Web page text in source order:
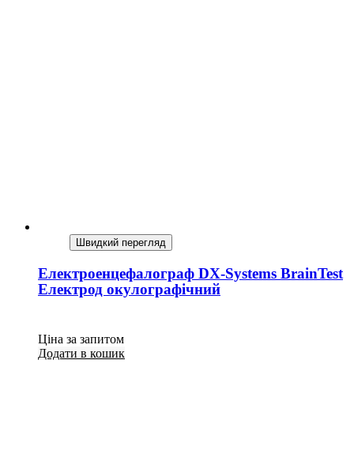
Швидкий перегляд
Електроенцефалограф DX-Systems BrainTest
Електрод окулографічний
Ціна за запитом
Додати в кошик